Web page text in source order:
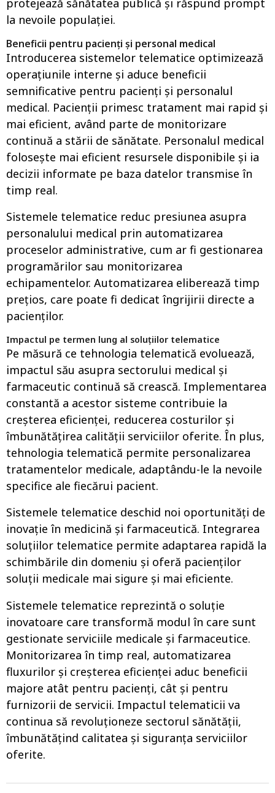
protejează sănătatea publică și răspund prompt
la nevoile populației.
Beneficii pentru pacienți și personal medical
Introducerea sistemelor telematice optimizează
operațiunile interne și aduce beneficii
semnificative pentru pacienți și personalul
medical. Pacienții primesc tratament mai rapid și
mai eficient, având parte de monitorizare
continuă a stării de sănătate. Personalul medical
folosește mai eficient resursele disponibile și ia
decizii informate pe baza datelor transmise în
timp real.
Sistemele telematice reduc presiunea asupra
personalului medical prin automatizarea
proceselor administrative, cum ar fi gestionarea
programărilor sau monitorizarea
echipamentelor. Automatizarea eliberează timp
prețios, care poate fi dedicat îngrijirii directe a
pacienților.
Impactul pe termen lung al soluțiilor telematice
Pe măsură ce tehnologia telematică evoluează,
impactul său asupra sectorului medical și
farmaceutic continuă să crească. Implementarea
constantă a acestor sisteme contribuie la
creșterea eficienței, reducerea costurilor și
îmbunătățirea calității serviciilor oferite. În plus,
tehnologia telematică permite personalizarea
tratamentelor medicale, adaptându-le la nevoile
specifice ale fiecărui pacient.
Sistemele telematice deschid noi oportunități de
inovație în medicină și farmaceutică. Integrarea
soluțiilor telematice permite adaptarea rapidă la
schimbările din domeniu și oferă pacienților
soluții medicale mai sigure și mai eficiente.
Sistemele telematice reprezintă o soluție
inovatoare care transformă modul în care sunt
gestionate serviciile medicale și farmaceutice.
Monitorizarea în timp real, automatizarea
fluxurilor și creșterea eficienței aduc beneficii
majore atât pentru pacienți, cât și pentru
furnizorii de servicii. Impactul telematicii va
continua să revoluționeze sectorul sănătății,
îmbunătățind calitatea și siguranța serviciilor
oferite.